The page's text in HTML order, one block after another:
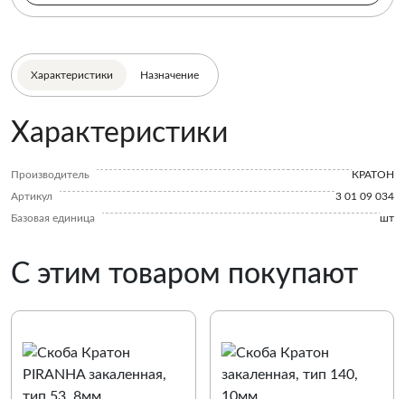
Характеристики Назначение
Характеристики
Производитель
КРАТОН
Артикул
3 01 09 034
Базовая единица
шт
С этим товаром покупают